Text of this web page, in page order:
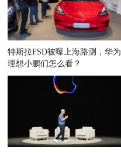
特斯拉FSD被曝上海路测，华为
理想小鹏们怎么看？